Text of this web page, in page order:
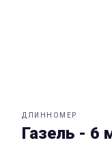
ДЛИННОМЕР
Газель - 6